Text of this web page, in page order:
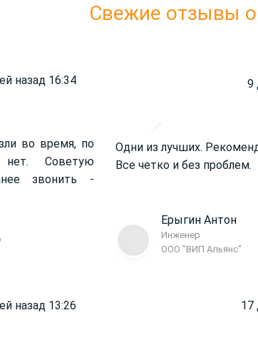
Свежие отзывы
назад 16:34
во время, по
нет. Советую
звонить -
9
Одни из лучших.
Все четко и без проблем.
Ерыгин Антон
Инженер
ООО "ВИП Альянс"
назад 13:26 17